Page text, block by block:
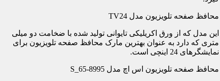
محافظ صفحه تلویزیون مدل TV24
این مدل که از ورق اکریلیکی تایوانی تولید شده با ضخامت دو میلی
متری که دارد به عنوان بهترین مارک محافظ صفحه تلویزیون برای
نمایشگرهای 24 اینچی است.
محافظ صفحه تلویزیون اس اچ مدل S_65-8995